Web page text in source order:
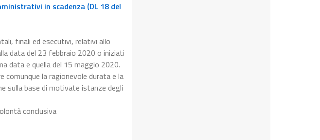
in scadenza (DL 18 del
finali ed esecutivi, relativi allo
data del 23 febbraio 2020 o iniziati
data e quella del 15 maggio 2020.
comunque la ragionevole durata e la
sulla base di motivate istanze degli
conclusiva